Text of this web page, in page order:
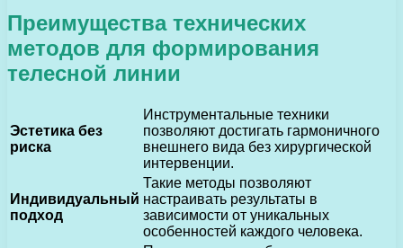
Преимущества технических
методов для формирования
телесной линии
Эстетика без
риска
Инструментальные техники
позволяют достигать гармоничного
внешнего вида без хирургической
интервенции.
Индивидуальный
подход
Такие методы позволяют
настраивать результаты в
зависимости от уникальных
особенностей каждого человека.